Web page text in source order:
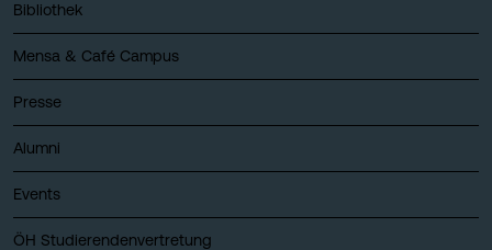
Bibliothek
Mensa & Café Campus
Presse
Alumni
Events
ÖH Studierendenvertretung